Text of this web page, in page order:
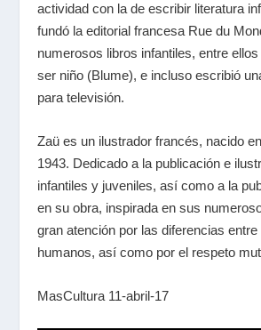
actividad con la de escribir literatura
fundó la editorial francesa Rue du
numerosos libros infantiles, entre
ser niño (Blume), e incluso escribió
para televisión.
Zaü es un ilustrador francés, nacido
1943. Dedicado a la publicación e
infantiles y juveniles, así como a la
en su obra, inspirada en sus
gran atención por las diferencias
humanos, así como por el respeto
MasCultura 11-abril-17